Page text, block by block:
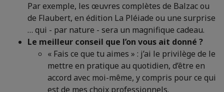
Par exemple, les œuvres complètes de Balzac ou
de Flaubert, en édition La Pléiade ou une surprise
… qui - par nature - sera un magnifique cadeau.
Le meilleur conseil que l’on vous ait donné ?
« Fais ce que tu aimes » : j’ai le privilège de le
mettre en pratique au quotidien, d’être en
accord avec moi-même, y compris pour ce qui
est de mes choix professionnels.